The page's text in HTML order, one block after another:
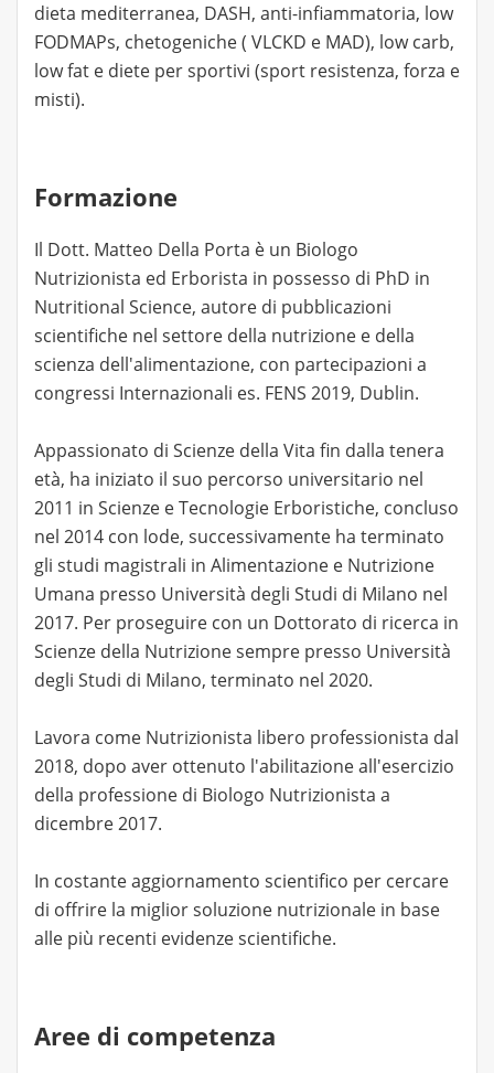
dieta mediterranea, DASH, anti-infiammatoria, low
FODMAPs, chetogeniche ( VLCKD e MAD), low carb,
low fat e diete per sportivi (sport resistenza, forza e
misti).
Formazione
Il Dott. Matteo Della Porta è un Biologo
Nutrizionista ed Erborista in possesso di PhD in
Nutritional Science, autore di pubblicazioni
scientifiche nel settore della nutrizione e della
scienza dell'alimentazione, con partecipazioni a
congressi Internazionali es. FENS 2019, Dublin.
Appassionato di Scienze della Vita fin dalla tenera
età, ha iniziato il suo percorso universitario nel
2011 in Scienze e Tecnologie Erboristiche, concluso
nel 2014 con lode, successivamente ha terminato
gli studi magistrali in Alimentazione e Nutrizione
Umana presso Università degli Studi di Milano nel
2017. Per proseguire con un Dottorato di ricerca in
Scienze della Nutrizione sempre presso Università
degli Studi di Milano, terminato nel 2020.
Lavora come Nutrizionista libero professionista dal
2018, dopo aver ottenuto l'abilitazione all'esercizio
della professione di Biologo Nutrizionista a
dicembre 2017.
In costante aggiornamento scientifico per cercare
di offrire la miglior soluzione nutrizionale in base
alle più recenti evidenze scientifiche.
Aree di competenza